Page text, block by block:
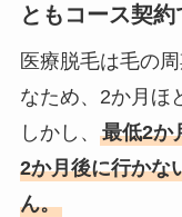
ともコース契
医療脱毛は毛の
なため、2か月ほ
しかし、 最低2か
2か月後に行かな
ん。